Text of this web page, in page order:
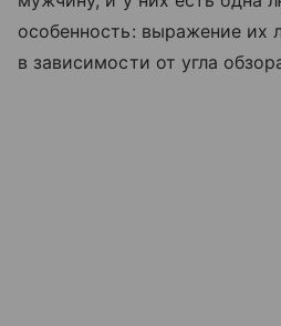
особенность: выражение их
в зависимости от угла